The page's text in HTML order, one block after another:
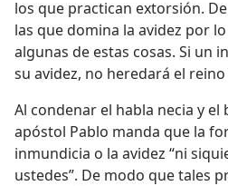
los que practican extorsión.
las que domina la avidez por
algunas de estas cosas. Si un
su avidez, no heredará el reino
Al condenar el habla necia y
apóstol Pablo manda que la
inmundicia o la avidez “ni
ustedes”. De modo que tales